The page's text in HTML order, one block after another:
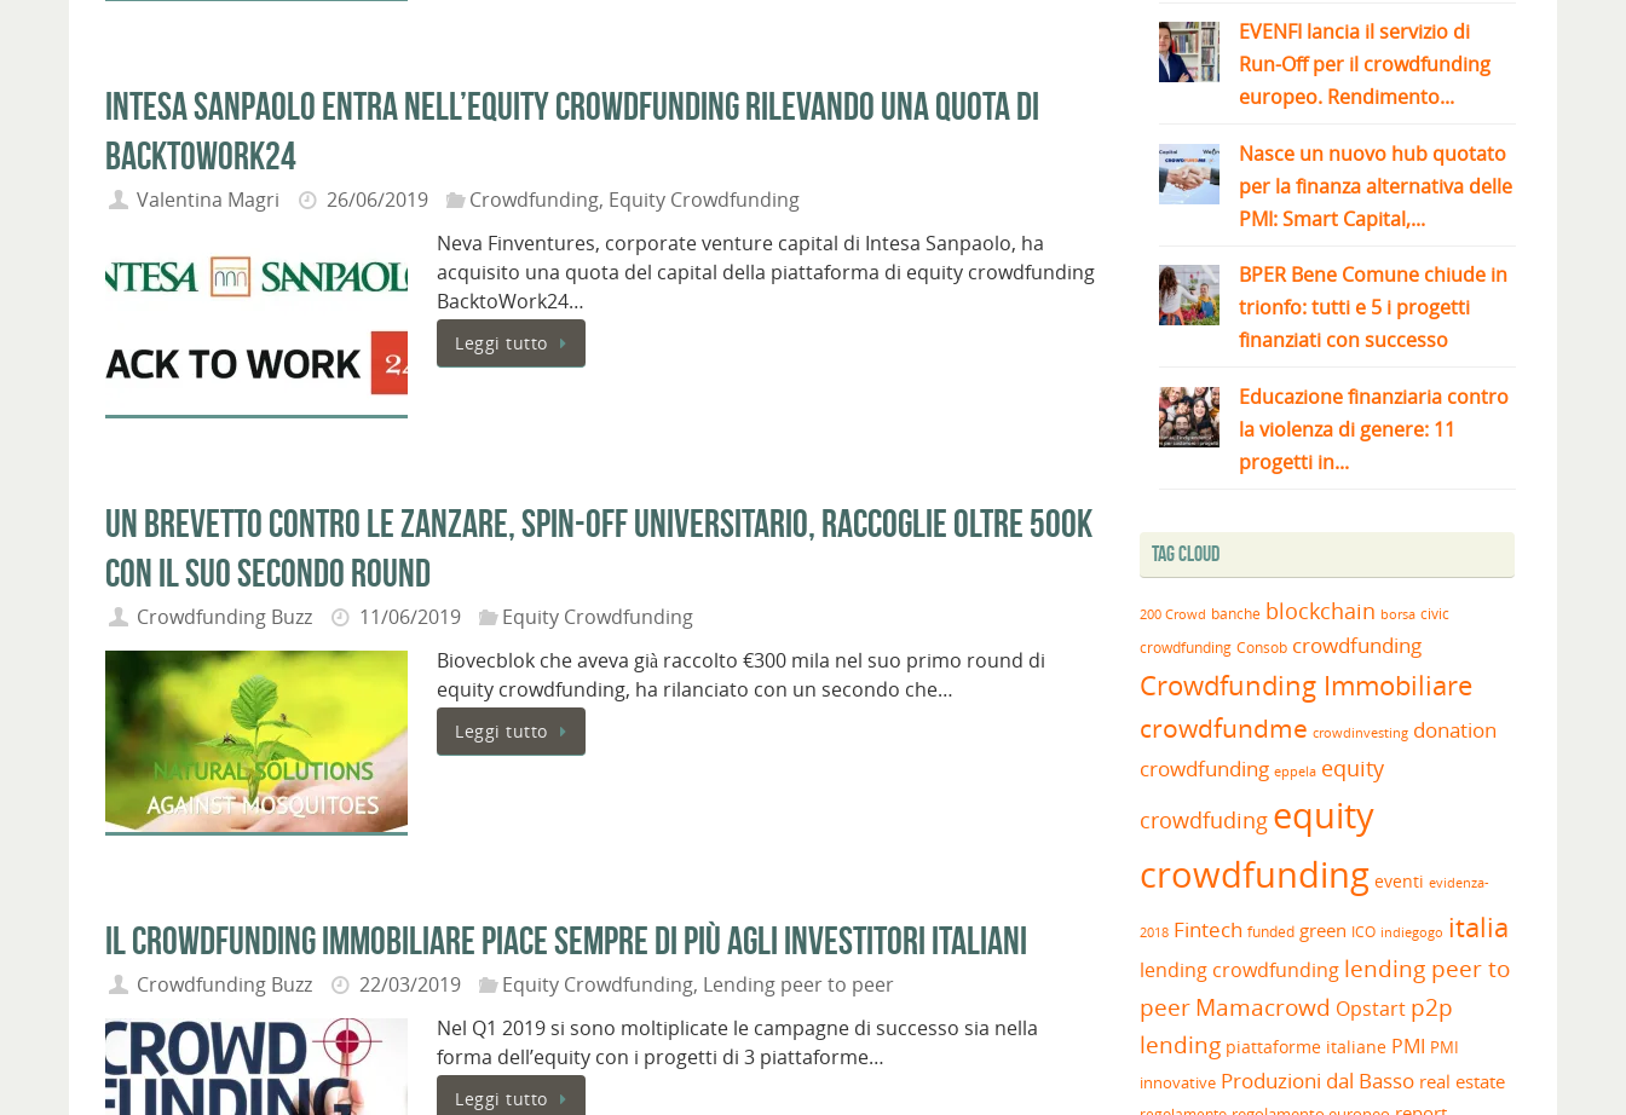
Intesa Sanpaolo entra nell’equity crowdfunding rilevando una quota di
BacktoWork24
Valentina Magri 26/06/2019 Crowdfunding, Equity Crowdfunding
Neva Finventures, corporate venture capital di Intesa Sanpaolo, ha
acquisito una quota del capital della piattaforma di equity crowdfunding
BacktoWork24…
Leggi tutto
Un brevetto contro le zanzare, spin-off universitario, raccoglie oltre 500k
con il suo secondo round
Crowdfunding Buzz 11/06/2019
Equity Crowdfunding
Biovecblok che aveva già raccolto €300 mila nel suo primo round di
equity crowdfunding, ha rilanciato con un secondo che…
Leggi tutto
Il crowdfunding immobiliare piace sempre di più agli investitori italiani
Crowdfunding Buzz 22/03/2019 Equity Crowdfunding, Lending peer to peer
Nel Q1 2019 si sono moltiplicate le campagne di successo sia nella
forma dell’equity con i progetti di 3 piattaforme…
Leggi tutto
EVENFI lancia il servizio di
Run-Off per il crowdfunding
europeo. Rendimento...
Nasce un nuovo hub quotato
per la finanza alternativa delle
PMI: Smart Capital,...
BPER Bene Comune chiude in
trionfo: tutti e 5 i progetti
finanziati con successo
Educazione finanziaria contro
la violenza di genere: 11
progetti in...
Tag Cloud
200 Crowd banche blockchain borsa civic
crowdfunding Consob crowdfunding
Crowdfunding Immobiliare
crowdfundme crowdinvesting donation
crowdfunding eppela equity
crowdfuding equity
crowdfunding eventi evidenza-
2018 Fintech funded green ICO indiegogo italia
lending crowdfunding lending peer to
peerMamacrowd Opstart p2p
lending piattaforme italiane PMI PMI
innovative Produzioni dal Basso real estate